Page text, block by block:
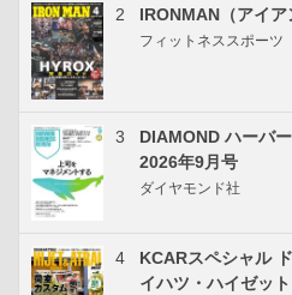
2 IRONMAN（アイ
フィットネススポーツ
3
DIAMOND ハーバ
2026年9月号
ダイヤモンド社
4
KCARスペシャル
イハツ・ハイゼッ